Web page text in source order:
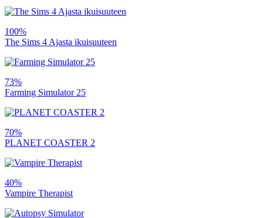
100%
The Sims 4 Ajasta ikuisuuteen
73%
Farming Simulator 25
70%
PLANET COASTER 2
40%
Vampire Therapist